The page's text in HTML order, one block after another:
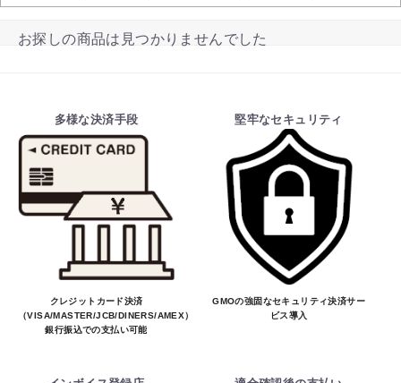
お探しの商品は見つかりませんでした
多様な決済手段
クレジットカード決済
（VISA/MASTER/JCB/DINERS/AMEX）、
銀行振込での支払い可能
堅牢なセキュリティ
GMOの強固なセキュリティ決済サー
ビス導入